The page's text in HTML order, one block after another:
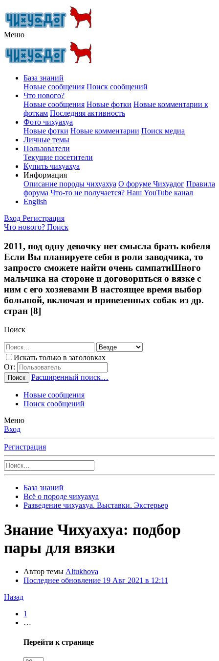
Меню
База знаний
Новые сообщения Поиск сообщений
Что нового?
Новые сообщения Новые фотки Новые комментарии к
фоткам Последняя активность
Фото чихуахуа
Новые фотки Новые комментарии Поиск медиа
Личные темы
Пользователи
Текущие посетители
Купить чихуахуа
Информация
Описание породы чихуахуа О форуме Чихуадог Правила
форума Что-то не получается? Наш YouTube канал
English
Вход Регистрация
Что нового? Поиск
2011, под одну девочку нет смысла брать кобеля
Если Вы планируете себя в роли заводчика, то
запросто сможете найти очень симпатиШного
мальчика на стороне и договориться о вязке с
ним с его хозяевами В настоящее время выбор
большой, включая и привезенных собак из др.
стран [8]
Поиск
Искать только в заголовках
От:
Поиск Расширенный поиск…
Новые сообщения
Поиск сообщений
Меню
Вход
Регистрация
База знаний
Всё о породе чихуахуа
Разведение чихуахуа. Выставки. Экстерьер
Знание Чихуахуа: подбор
пары для вязки
Автор темы Altukhova
Последнее обновление 19 Авг 2021 в 12:11
Назад
1
…
Перейти к странице